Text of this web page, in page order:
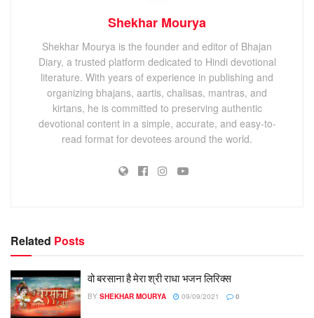
Shekhar Mourya
Shekhar Mourya is the founder and editor of Bhajan
Diary, a trusted platform dedicated to Hindi devotional
literature. With years of experience in publishing and
organizing bhajans, aartis, chalisas, mantras, and
kirtans, he is committed to preserving authentic
devotional content in a simple, accurate, and easy-to-
read format for devotees around the world.
Related Posts
वो बरसाना है मेरा श्री राधा भजन लिरिक्स
BY SHEKHAR MOURYA 09/09/2021 0